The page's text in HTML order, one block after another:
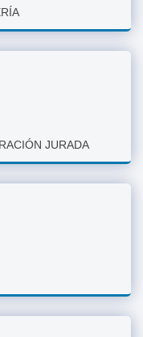
JURADA